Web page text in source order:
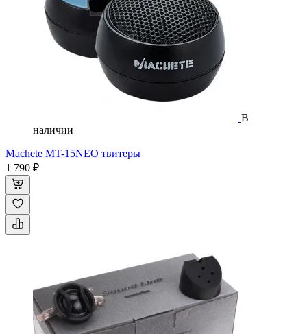
В
наличии
Machete MT-15NEO твитеры
1 790 ₽